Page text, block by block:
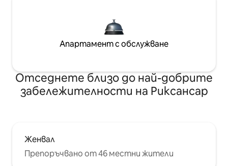
Апартамент с обслужване
Отседнете близо до най-добрите
забележителности на Риксансар
Женвал
Препоръчвано от 46 местни жители